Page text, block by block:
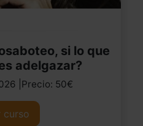
si lo que
adelgazar?
|Precio: 50€
curso